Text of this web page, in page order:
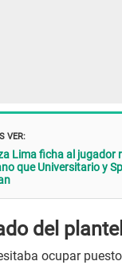
VER:
Lima ficha al jugador
que Universitario y
del plantel
ocupar